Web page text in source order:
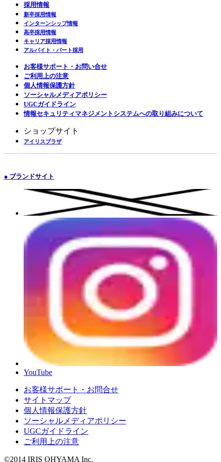
採用情報
新卒採用情報
インターンシップ情報
高卒採用情報
キャリア採用情報
アルバイト・パート採用
お客様サポート・お問い合せ
ご利用上の注意
個人情報保護方針
ソーシャルメディアポリシー
UGCガイドライン
情報セキュリティマネジメントシステムへの取り組みについて
ショップサイト
アイリスプラザ
● ブランドサイト
YouTube
お客様サポート・お問合せ
サイトマップ
個人情報保護方針
ソーシャルメディアポリシー
UGCガイドライン
ご利用上の注意
©2014 IRIS OHYAMA Inc.